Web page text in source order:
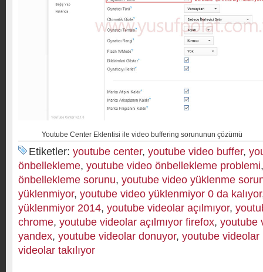
Youtube Center Eklentisi ile video buffering sorununun çözümü
Etiketler: youtube center, youtube video buffer,
önbellekleme, youtube video önbellekleme problemi
önbellekleme sorunu, youtube video yüklenme
yüklenmiyor, youtube video yüklenmiyor 0 da kalıyor
yüklenmiyor 2014, youtube videolar açılmıyor,
chrome, youtube videolar açılmıyor firefox, youtube
yandex, youtube videolar donuyor, youtube videolar
videolar takılıyor